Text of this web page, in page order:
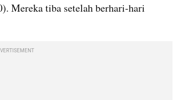
Mereka tiba setelah berhari-hari